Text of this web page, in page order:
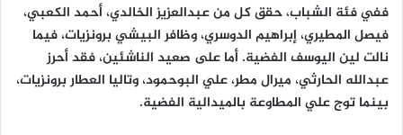
ففي فئة الشباب، حقق كل من عبدالعزيز الخالدي، أحمد الكعبي،
فيصل المطيري، إبراهيم الدوسري، وظافر البيشي برونزيات، فيما
نالت لين اليوسف الفضية. أما على صعيد الناشئين، فقد أحرز
عبدالله الحارثي، ميرال مطر، علي البوحمود، وتاليا العطار برونزيات،
بينما توج علي المطاوعة بالميدالية الفضية.